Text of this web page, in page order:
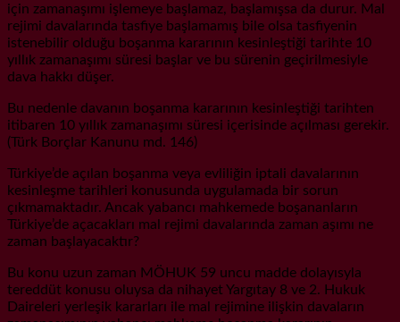
için zamanaşımı işlemeye başlamaz, başlamışsa da durur. Mal
rejimi davalarında tasfiye başlamamış bile olsa tasfiyenin
istenebilir olduğu boşanma kararının kesinleştiği tarihte 10
yıllık zamanaşımı süresi başlar ve bu sürenin geçirilmesiyle
dava hakkı düşer.
Bu nedenle davanın boşanma kararının kesinleştiği tarihten
itibaren 10 yıllık zamanaşımı süresi içerisinde açılması gerekir.
(Türk Borçlar Kanunu md. 146)
Türkiye’de açılan boşanma veya evliliğin iptali davalarının
kesinleşme tarihleri konusunda uygulamada bir sorun
çıkmamaktadır. Ancak yabancı mahkemede boşananların
Türkiye’de açacakları mal rejimi davalarında zaman aşımı ne
zaman başlayacaktır?
Bu konu uzun zaman MÖHUK 59 uncu madde dolayısyla
tereddüt konusu oluysa da nihayet Yargıtay 8 ve 2. Hukuk
Daireleri yerleşik kararları ile mal rejimine ilişkin davaların